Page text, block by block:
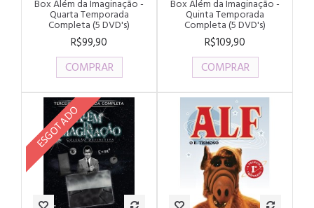
Box Além da Imaginação -
Quarta Temporada
Completa (5 DVD's)
R$99,90
COMPRAR
Box Além da Imaginação -
Quinta Temporada
Completa (5 DVD's)
R$109,90
COMPRAR
ESGOTADO